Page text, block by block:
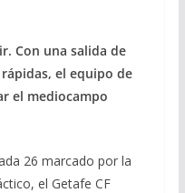
Con una salida de
el equipo de
el mediocampo
26 marcado por la
el Getafe CF